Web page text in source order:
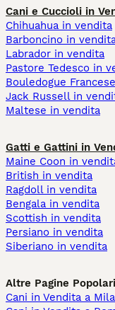
Cani e Cuccioli in
Chihuahua in vendita
Barboncino in
Labrador in vendita
Pastore Tedesco in
Bouledogue
Jack Russell in
Maltese in vendita
Gatti e Gattini in
Maine Coon in
British in vendita
Ragdoll in vendita
Bengala in vendita
Scottish in vendita
Persiano in vendita
Siberiano in vendita
Altre Pagine Popolari
Cani in Vendita a